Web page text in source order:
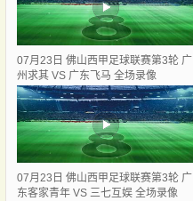
07月23日 佛山西甲足球联赛第3轮 广
州求其 VS 广东飞马 全场录像
07月23日 佛山西甲足球联赛第3轮 广
东客家青年 VS 三七互娱 全场录像